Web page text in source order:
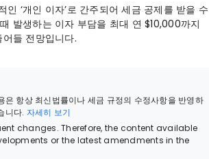
‘개인 이자’로 간주되어 세금 공제를 받을 수
발생하는 이자 부담을 최대 연 $10,000까지
들 전망입니다.
항상 최신법률이나 세금 규정의 수정사항을 반영하
니다. 자세히 보기
changes. Therefore, the content available
or the latest amendments in the